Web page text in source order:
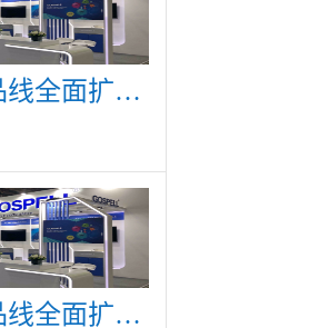
高斯贝尔产品线全面扩展，众多新产品亮相CommunicAsia 2019
高斯贝尔产品线全面扩展，众多新产品亮相CommunicAsia 2019